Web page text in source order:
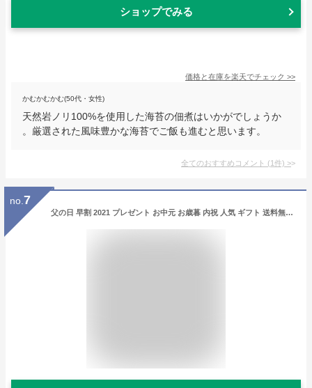
ショップでみる
価格と在庫を楽天でチェック >>
かむかむかむ(50代・女性)
天然岩ノリ100%を使用した海苔の佃煮はいかがでしょうか
。厳選された風味豊かな海苔でご飯も進むと思います。
全てのおすすめコメント (1件) >
no. 7
父の日 早割 2021 プレゼント お中元 お歳暮 内祝 人気 ギフト 送料無料 江戸前 大漁 海苔 セット 贈答用 おつまみ海苔 味付け海苔 贈答 味付けのり 味付海苔 味付のり 味海苔 味のり おにぎらず おにぎり おにぎり海苔 焼き海苔 のり 海苔 葉酸 鉄 タウリン 栄養豊富